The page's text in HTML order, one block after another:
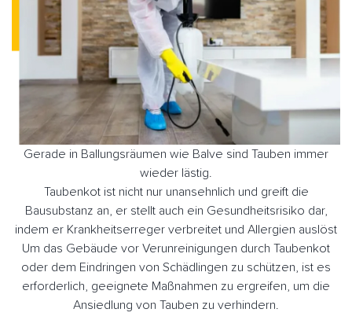
Gerade in Ballungsräumen wie Balve sind Tauben immer
wieder lästig.
Taubenkot ist nicht nur unansehnlich und greift die
Bausubstanz an, er stellt auch ein Gesundheitsrisiko dar,
indem er Krankheitserreger verbreitet und Allergien auslöst
Um das Gebäude vor Verunreinigungen durch Taubenkot
oder dem Eindringen von Schädlingen zu schützen, ist es
erforderlich, geeignete Maßnahmen zu ergreifen, um die
Ansiedlung von Tauben zu verhindern.